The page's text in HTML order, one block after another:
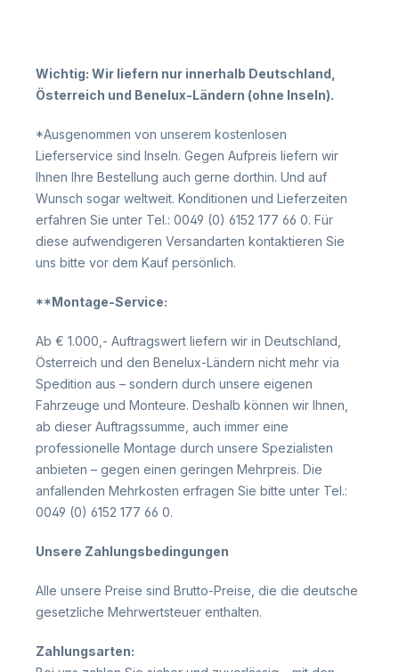
Wichtig: Wir liefern nur innerhalb Deutschland,
Österreich und Benelux-Ländern (ohne Inseln).
*Ausgenommen von unserem kostenlosen
Lieferservice sind Inseln. Gegen Aufpreis liefern wir
Ihnen Ihre Bestellung auch gerne dorthin. Und auf
Wunsch sogar weltweit. Konditionen und Lieferzeiten
erfahren Sie unter Tel.: 0049 (0) 6152 177 66 0. Für
diese aufwendigeren Versandarten kontaktieren Sie
uns bitte vor dem Kauf persönlich.
**Montage-Service:
Ab € 1.000,- Auftragswert liefern wir in Deutschland,
Österreich und den Benelux-Ländern nicht mehr via
Spedition aus – sondern durch unsere eigenen
Fahrzeuge und Monteure. Deshalb können wir Ihnen,
ab dieser Auftragssumme, auch immer eine
professionelle Montage durch unsere Spezialisten
anbieten – gegen einen geringen Mehrpreis. Die
anfallenden Mehrkosten erfragen Sie bitte unter Tel.:
0049 (0) 6152 177 66 0.
Unsere Zahlungsbedingungen
Alle unsere Preise sind Brutto-Preise, die die deutsche
gesetzliche Mehrwertsteuer enthalten.
Zahlungsarten: